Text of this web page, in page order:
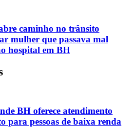
caminho no trânsito
mulher que passava mal
hospital em BH
BH oferece atendimento
para pessoas de baixa renda